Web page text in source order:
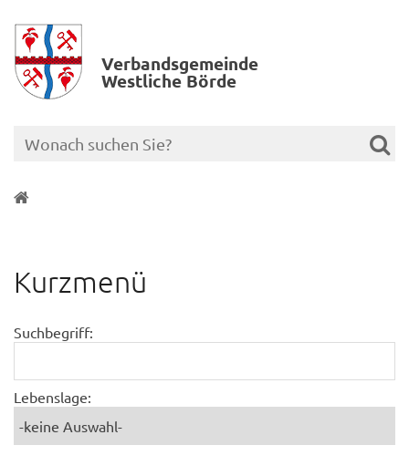
Verbands­gemeinde
Westliche Börde
Kurzmenü
Suchbegriff:
Lebenslage: